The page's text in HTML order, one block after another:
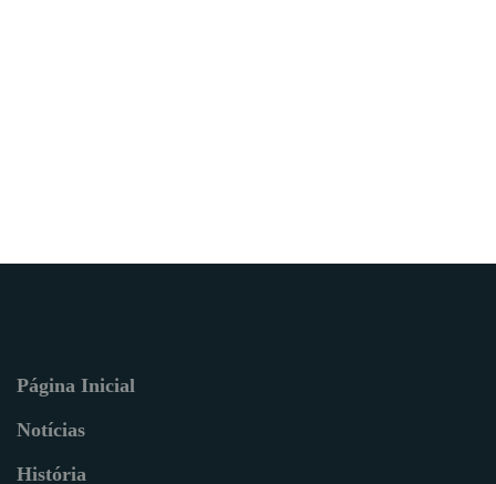
Página Inicial
Notícias
História